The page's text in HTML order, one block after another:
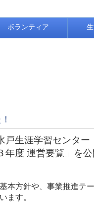
ボランティア
戸生涯学習センター
年度 運営要覧」を公
本方針や、事業推進テ
ます。